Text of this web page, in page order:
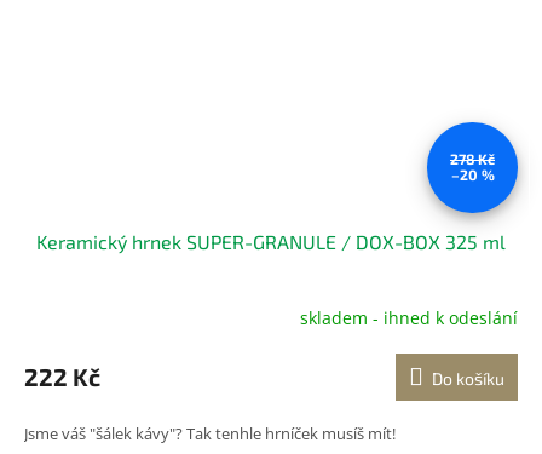
278 Kč
–20 %
Keramický hrnek SUPER-GRANULE / DOX-BOX 325 ml
produktu
je
z
skladem - ihned k odeslání
222 Kč Do košíku
Jsme váš "šálek kávy"? Tak tenhle hrníček musíš mít!